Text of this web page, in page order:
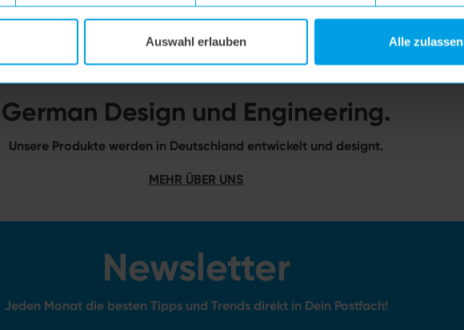
Auswahl erlauben Alle zulassen
German Design und Engineering.
Unsere Produkte werden in Deutschland entwickelt und designt.
MEHR ÜBER UNS
Newsletter
Jeden Monat die besten Tipps und Trends direkt in Dein Postfach!